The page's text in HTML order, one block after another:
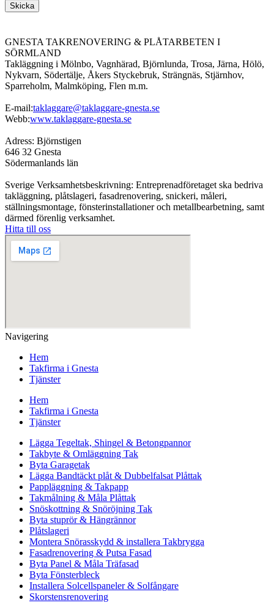
Skicka
GNESTA TAKRENOVERING & PLÅTARBETEN I
SÖRMLAND
Takläggning i Mölnbo, Vagnhärad, Björnlunda, Trosa, Järna, Hölö,
Nykvarn, Södertälje, Åkers Styckebruk, Strängnäs, Stjärnhov,
Sparreholm, Malmköping, Flen m.m.
E-mail:taklaggare@taklaggare-gnesta.se
Webb:www.taklaggare-gnesta.se
Adress: Björnstigen
646 32 Gnesta
Södermanlands län
Sverige Verksamhetsbeskrivning: Entreprenadföretaget ska bedriva
takläggning, plåtslageri, fasadrenovering, snickeri, måleri,
ställningsmontage, fönsterinstallationer och metallbearbetning, samt
därmed förenlig verksamhet.
Hitta till oss
Navigering
Hem
Takfirma i Gnesta
Tjänster
Hem
Takfirma i Gnesta
Tjänster
Lägga Tegeltak, Shingel & Betongpannor
Takbyte & Omläggning Tak
Byta Garagetak
Lägga Bandtäckt plåt & Dubbelfalsat Plåttak
Pappläggning & Takpapp
Takmålning & Måla Plåttak
Snöskottning & Snöröjning Tak
Byta stuprör & Hängrännor
Plåtslageri
Montera Snörasskydd & installera Takbrygga
Fasadrenovering & Putsa Fasad
Byta Panel & Måla Träfasad
Byta Fönsterbleck
Installera Solcellspaneler & Solfångare
Skorstensrenovering